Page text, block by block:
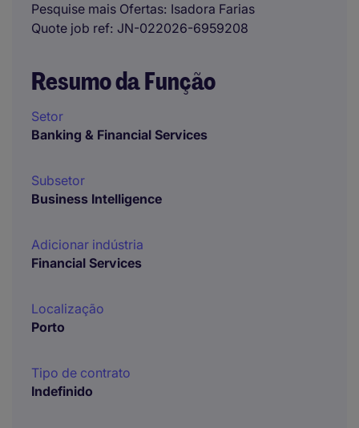
Pesquise mais Ofertas Isadora Farias
Quote job ref JN-022026-6959208
Resumo da Função
Setor
Banking & Financial Services
Subsetor
Business Intelligence
Adicionar indústria
Financial Services
Localização
Porto
Tipo de contrato
Indefinido